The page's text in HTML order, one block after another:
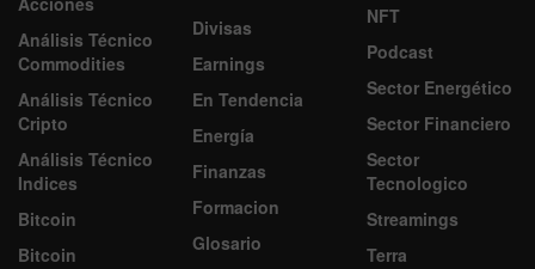
Análisis Técnico
Commodities
Análisis Técnico
Cripto
Análisis Técnico
Indices
Bitcoin
Bitcoin
Divisas
Earnings
En Tendencia
Energía
Finanzas
Formacion
Glosario
NFT
Podcast
Sector Energético
Sector Financiero
Sector
Tecnologico
Streamings
Terra